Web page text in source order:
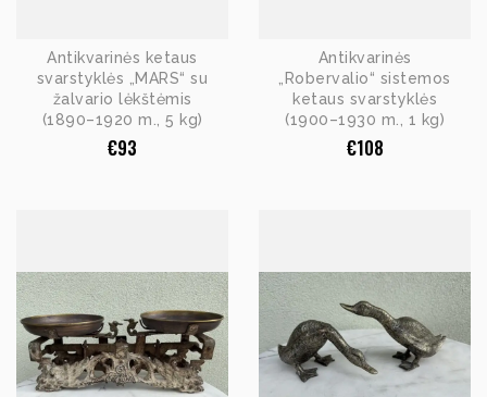
Antikvarinės ketaus
svarstyklės „MARS“ su
žalvario lėkštėmis
(1890–1920 m., 5 kg)
€93
Antikvarinės
„Robervalio“ sistemos
ketaus svarstyklės
(1900–1930 m., 1 kg)
€108